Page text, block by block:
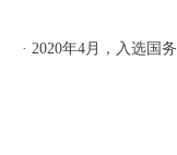
· 2020年4月，入选国